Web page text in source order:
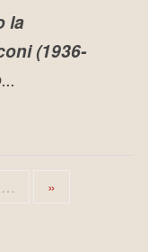
la
(1936-
...
… »